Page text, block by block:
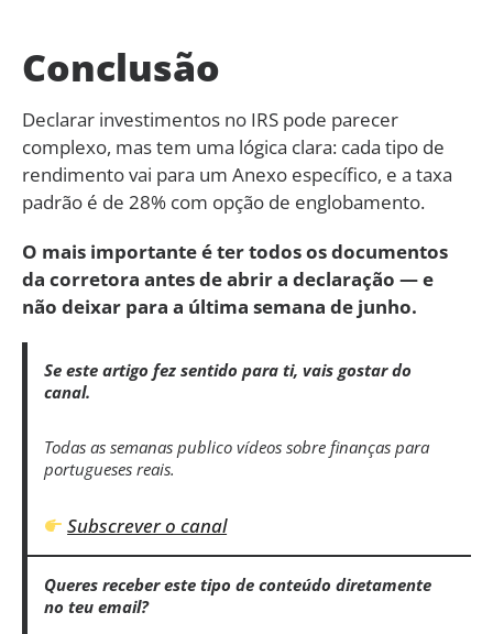
Conclusão
Declarar investimentos no IRS pode parecer
complexo, mas tem uma lógica clara: cada tipo de
rendimento vai para um Anexo específico, e a taxa
padrão é de 28% com opção de englobamento.
O mais importante é ter todos os documentos
da corretora antes de abrir a declaração — e
não deixar para a última semana de junho.
Se este artigo fez sentido para ti, vais gostar do
canal.
Todas as semanas publico vídeos sobre finanças para
portugueses reais.
Subscrever o canal
Queres receber este tipo de conteúdo diretamente
no teu email?